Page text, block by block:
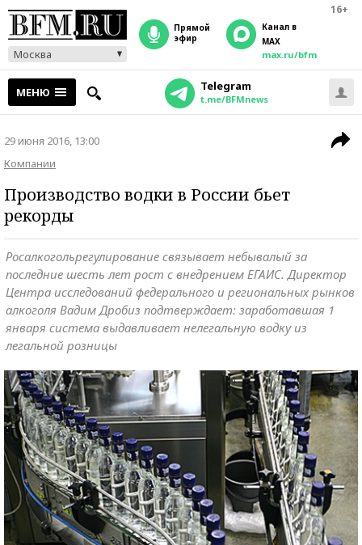
16+
Москва
прямой
эфир
Канал в
MAX
max.ru/bfm
МЕНЮ Telegram
t.me/BFMnews
29 июня 2016, 13:00
Компании
Производство водки в России бьет
рекорды
Росалкогольрегулирование связывает небывалый за
последние шесть лет рост с внедрением ЕГАИС. Директор
Центра исследований федерального и региональных рынков
алкоголя Вадим Дробиз подтверждает: заработавшая 1
января система выдавливает нелегальную водку из
легальной розницы